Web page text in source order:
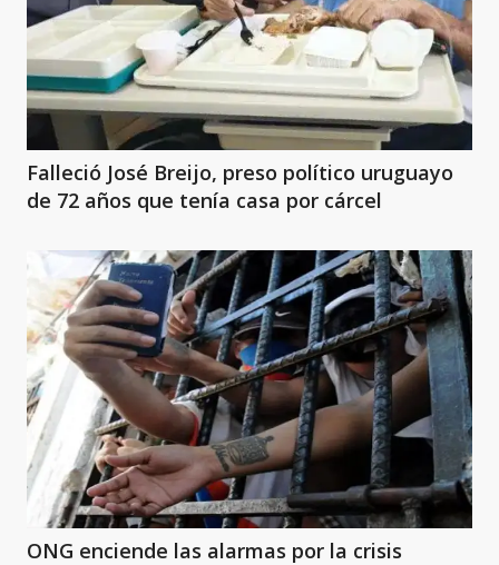
Falleció José Breijo, preso político uruguayo
de 72 años que tenía casa por cárcel
ONG enciende las alarmas por la crisis